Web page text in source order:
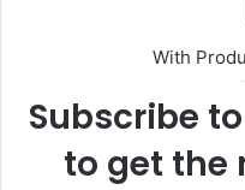
With
Subscribe
to get the